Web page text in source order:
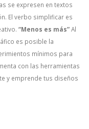
se expresen en textos
El verbo simplificar es
“Menos es más”Al
es posible la
mínimos para
con las herramientas
y emprende tus diseños